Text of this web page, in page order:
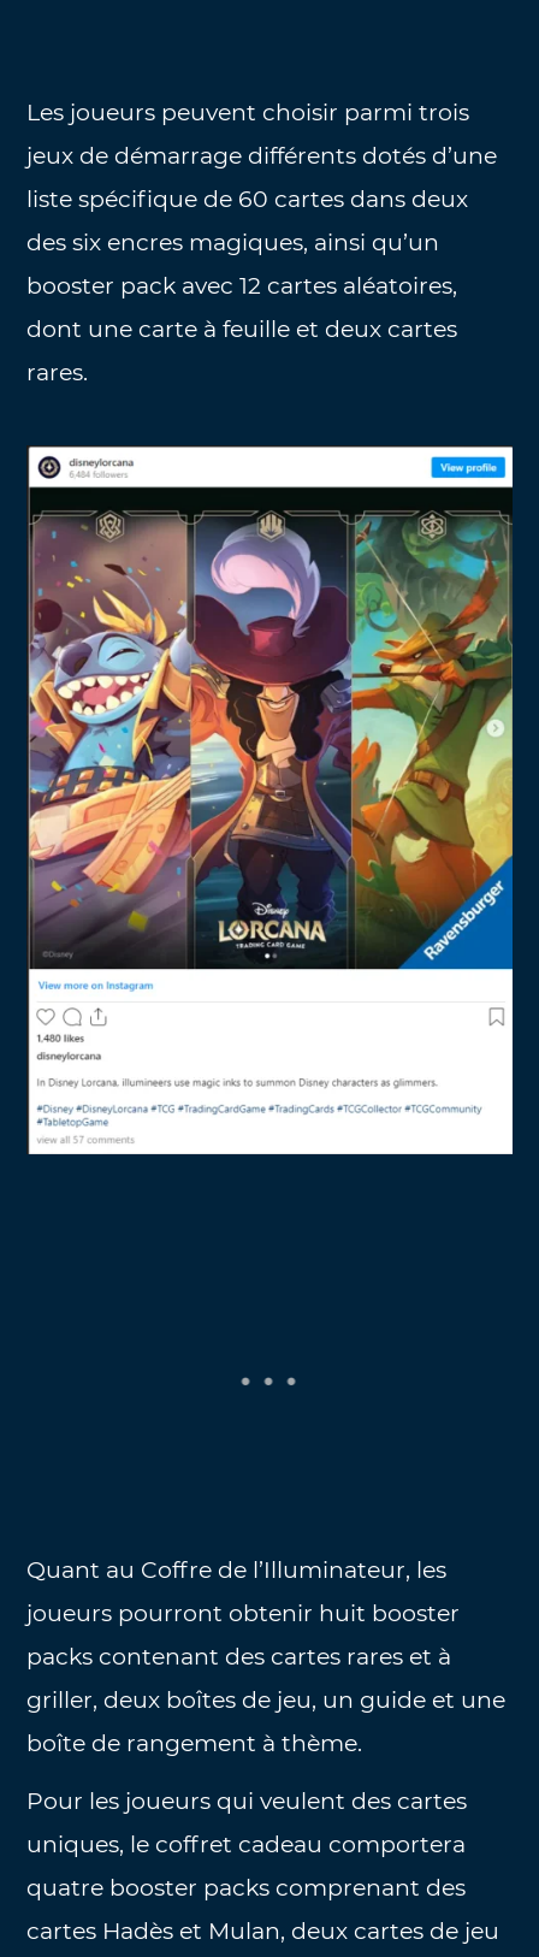
Les joueurs peuvent choisir parmi trois
jeux de démarrage différents dotés d’une
liste spécifique de 60 cartes dans deux
des six encres magiques, ainsi qu’un
booster pack avec 12 cartes aléatoires,
dont une carte à feuille et deux cartes
rares.
Quant au Coffre de l’Illuminateur, les
joueurs pourront obtenir huit booster
packs contenant des cartes rares et à
griller, deux boîtes de jeu, un guide et une
boîte de rangement à thème.
Pour les joueurs qui veulent des cartes
uniques, le coffret cadeau comportera
quatre booster packs comprenant des
cartes Hadès et Mulan, deux cartes de jeu